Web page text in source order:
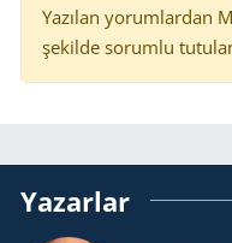
Yazılan yorumlardan
şekilde sorumlu
Yazarlar